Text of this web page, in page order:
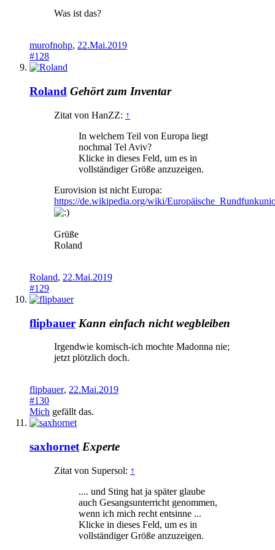
Was ist das?
murofnohp, 22.Mai.2019
#128
Roland Gehört zum Inventar
Zitat von HanZZ: ↑
In welchem Teil von Europa liegt
nochmal Tel Aviv?
Klicke in dieses Feld, um es in
vollständiger Größe anzuzeigen.
Eurovision ist nicht Europa:
https://de.wikipedia.org/wiki/
Grüße
Roland
Roland, 22.Mai.2019
#129
flipbauer Kann einfach nicht wegbleiben
Irgendwie komisch-ich mochte Madonna nie;
jetzt plötzlich doch.
flipbauer, 22.Mai.2019
#130
Mich gefällt das.
saxhornet Experte
Zitat von Supersol: ↑
.... und Sting hat ja später glaube
auch Gesangsunterricht genommen,
wenn ich mich recht entsinne ...
Klicke in dieses Feld, um es in
vollständiger Größe anzuzeigen.